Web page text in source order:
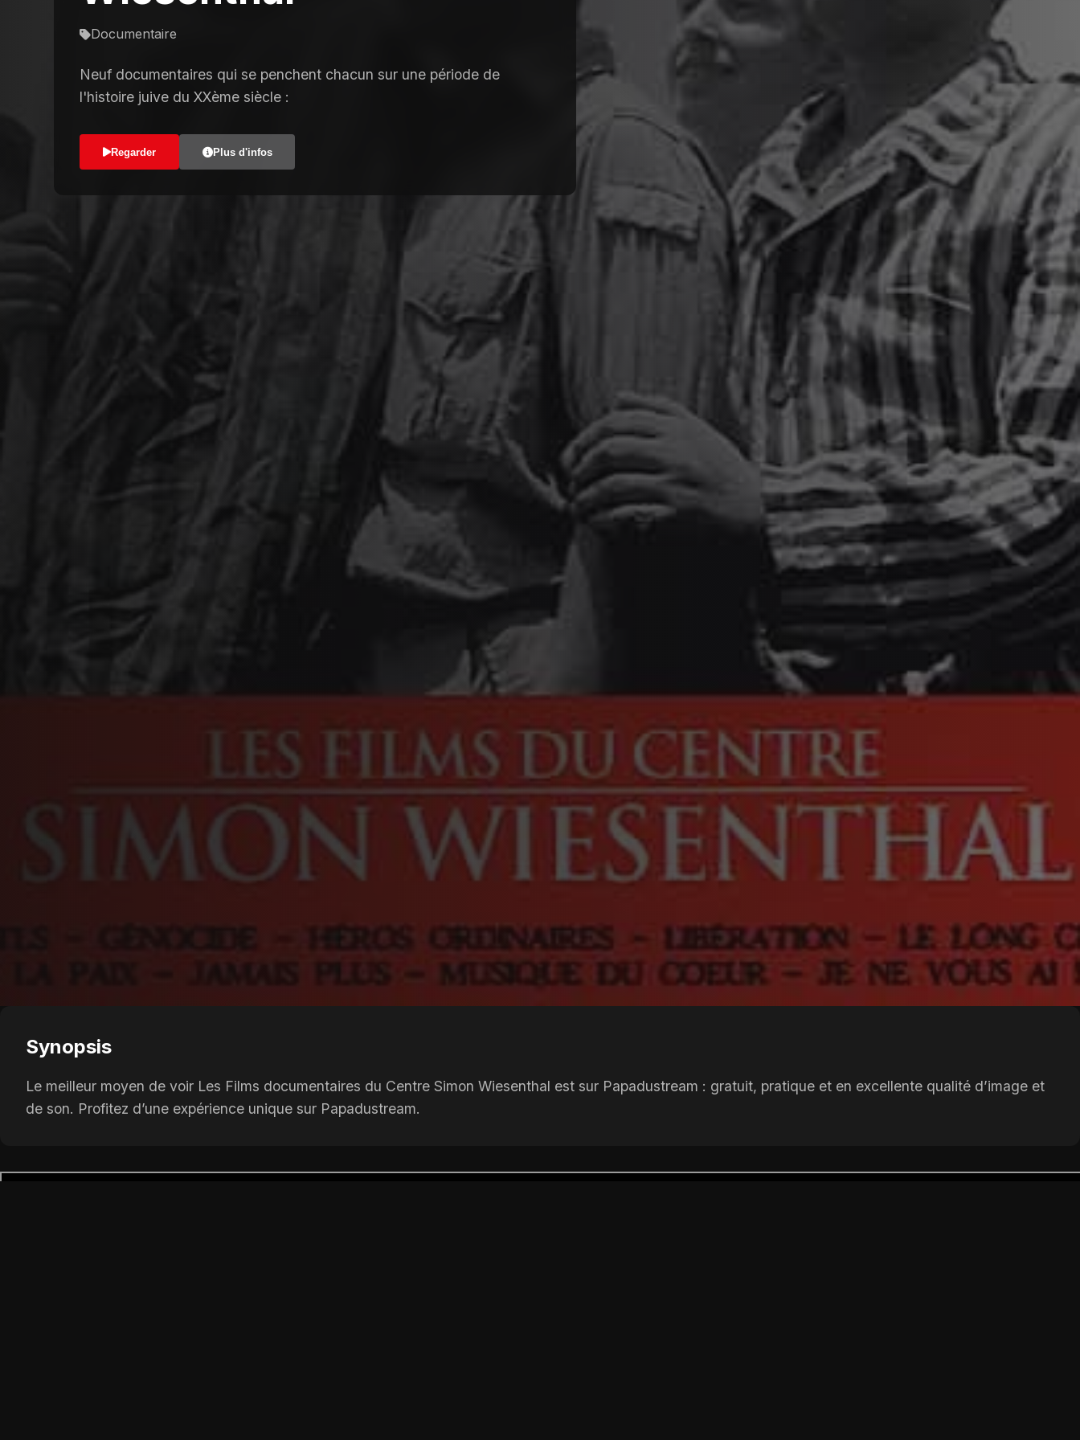
Documentaire
Neuf documentaires qui se penchent chacun sur une période de
l'histoire juive du XXème siècle :
Regarder Plus d'infos
Synopsis
Le meilleur moyen de voir Les Films documentaires du Centre Simon Wiesenthal est sur Papadustream : gratuit, pratique et en excellente qualité d’image et
de son. Profitez d’une expérience unique sur Papadustream.